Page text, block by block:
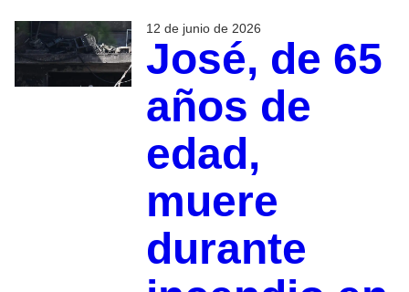
12 de junio de 2026
José, de 65
años de
edad,
muere
durante